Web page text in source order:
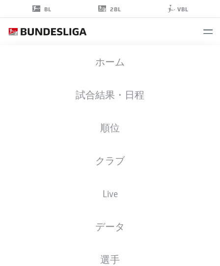
BL 2BL VBL
ホーム
試合結果・日程
順位
クラブ
Live
データ
選手
08.11.2002